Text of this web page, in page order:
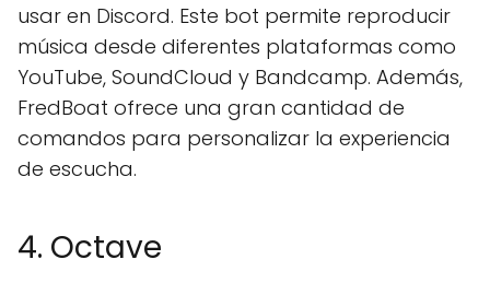
usar en Discord. Este bot permite reproducir
música desde diferentes plataformas como
YouTube, SoundCloud y Bandcamp. Además,
FredBoat ofrece una gran cantidad de
comandos para personalizar la experiencia
de escucha.
4. Octave